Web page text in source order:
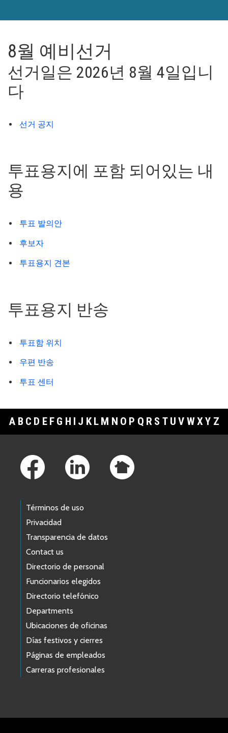
8월 예비선거
선거일은 2026년 8월 4일입니
다
선거 공지
투표용지에 포함 되어있는 내
용
투표 발의안
후보자
투표용지 견본
투표용지 반송
투표함 위치
우편 반송
투표 센터
A B C D E F G H I J K L M N O P Q R S T U V WXY Z
Términos de uso
Privacidad
Transparencia de datos
Contact us
Directorio de personal
Funcionarios elegidos
Directorio telefónico
Departments
Ubicaciones de oficinas
Días festivos y cierres
Páginas de empleados
Carreras profesionales